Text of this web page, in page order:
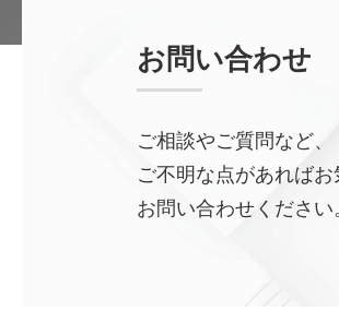
お問い合わせ
ご相談やご質問など、
ご不明な点があればお
お問い合わせください